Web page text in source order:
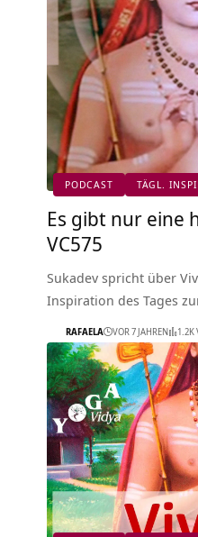
PODCAST TÄGL.
Es gibt nur eine
VC575
Sukadev spricht über
Inspiration des Tages
RAFAELA VOR 7 JAHREN 1.2K